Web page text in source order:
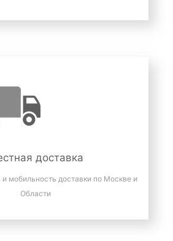
доставка
и мобильность доставки по Москве и
Области